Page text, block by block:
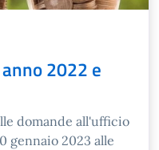
2022 e
domande all'ufficio
gennaio 2023 alle